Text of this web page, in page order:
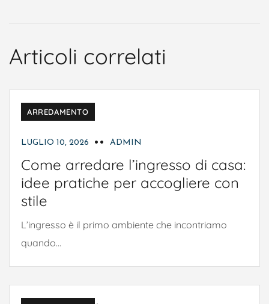
Articoli correlati
ARREDAMENTO
LUGLIO 10, 2026 ADMIN
Come arredare l’ingresso di casa:
idee pratiche per accogliere con
stile
L’ingresso è il primo ambiente che incontriamo
quando...